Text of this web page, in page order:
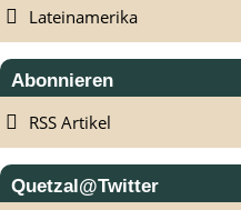
Lateinamerika
Abonnieren
RSS Artikel
Quetzal@Twitter